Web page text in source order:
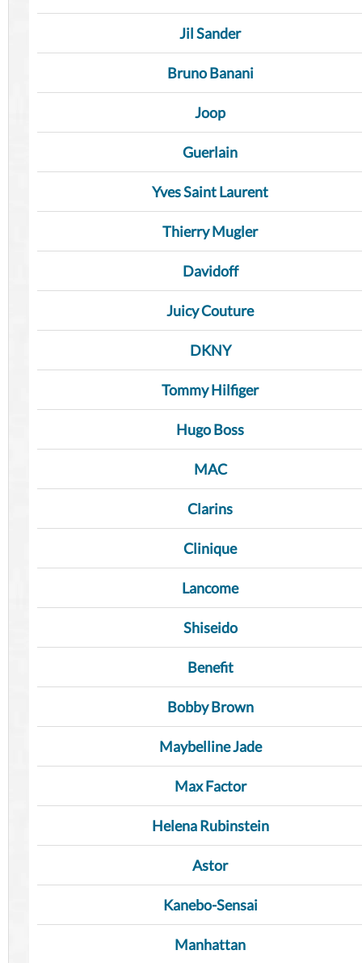
Jil Sander
Bruno Banani
Joop
Guerlain
Yves Saint Laurent
Thierry Mugler
Davidoff
Juicy Couture
DKNY
Tommy Hilfiger
Hugo Boss
MAC
Clarins
Clinique
Lancome
Shiseido
Benefit
Bobby Brown
Maybelline Jade
Max Factor
Helena Rubinstein
Astor
Kanebo-Sensai
Manhattan